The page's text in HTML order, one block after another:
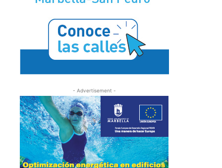
- Advertisement -